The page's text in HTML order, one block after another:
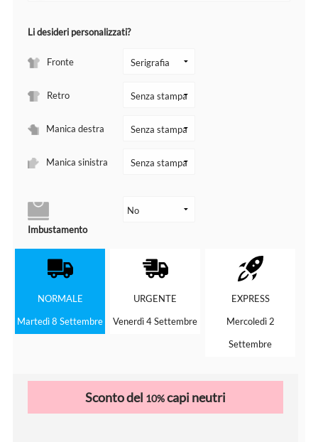
Li desideri personalizzati?
Fronte
Retro
Manica destra
Manica sinistra
Imbustamento
NORMALE
Martedì 8 Settembre
URGENTE
Venerdì 4 Settembre
EXPRESS
Mercoledì 2
Settembre
Sconto del 10%capi neutri